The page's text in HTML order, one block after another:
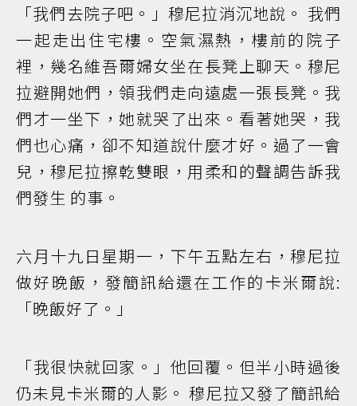
「我們去院子吧。」穆尼拉消沉地說。 我們
一起走出住宅樓。空氣濕熱，樓前的院子
裡，幾名維吾爾婦女坐在長凳上聊天。穆尼
拉避開她們，領我們走向遠處一張長凳。我
們才一坐下，她就哭了出來。看著她哭，我
們也心痛，卻不知道說什麼才好。過了一會
兒，穆尼拉擦乾雙眼，用柔和的聲調告訴我
們發生 的事。
六月十九日星期一，下午五點左右，穆尼拉
做好晚飯，發簡訊給還在工作的卡米爾說:
「晚飯好了。」
「我很快就回家。」他回覆。但半小時過後
仍未見卡米爾的人影。 穆尼拉又發了簡訊給